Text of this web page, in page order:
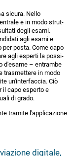
sicura. Nello
e in modo strut­
degli esami.
agli esami e
per posta. Come capo
agli esperti la pos­si­
d'esame – entrambe
tras­met­te­re in modo
un'in­ter­fac­cia. Ciò
il capo esperto e
di grado.
tramite l'ap­p­li­ca­zio­ne
digitale,